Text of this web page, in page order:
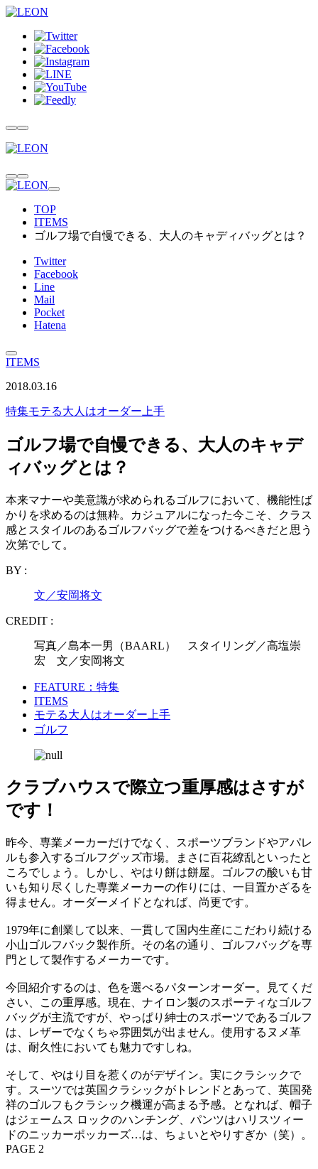
TOP
ITEMS
ゴルフ場で自慢できる、大人のキャディバッグとは？
Twitter
Facebook
Line
Mail
Pocket
Hatena
ITEMS
2018.03.16
特集モテる大人はオーダー上手
ゴルフ場で自慢できる、大人のキャデ
ィバッグとは？
本来マナーや美意識が求められるゴルフにおいて、機能性ば
かりを求めるのは無粋。カジュアルになった今こそ、クラス
感とスタイルのあるゴルフバッグで差をつけるべきだと思う
次第でして。
BY :
文／安岡将文
CREDIT :
写真／島本一男（BAARL） スタイリング／高塩崇
宏 文／安岡将文
FEATURE：特集
ITEMS
モテる大人はオーダー上手
ゴルフ
クラブハウスで際立つ重厚感はさすが
です！
昨今、専業メーカーだけでなく、スポーツブランドやアパレ
ルも参入するゴルフグッズ市場。まさに百花繚乱といったと
ころでしょう。しかし、やはり餅は餅屋。ゴルフの酸いも甘
いも知り尽くした専業メーカーの作りには、一目置かざるを
得ません。オーダーメイドとなれば、尚更です。
1979年に創業して以来、一貫して国内生産にこだわり続ける
小山ゴルフバック製作所。その名の通り、ゴルフバッグを専
門として製作するメーカーです。
今回紹介するのは、色を選べるパターンオーダー。見てくだ
さい、この重厚感。現在、ナイロン製のスポーティなゴルフ
バッグが主流ですが、やっぱり紳士のスポーツであるゴルフ
は、レザーでなくちゃ雰囲気が出ません。使用するヌメ革
は、耐久性においても魅力ですしね。
そして、やはり目を惹くのがデザイン。実にクラシックで
す。スーツでは英国クラシックがトレンドとあって、英国発
祥のゴルフもクラシック機運が高まる予感。となれば、帽子
はジェームス ロックのハンチング、パンツはハリスツィー
ドのニッカーポッカーズ…は、ちょいとやりすぎか（笑）。
PAGE 2